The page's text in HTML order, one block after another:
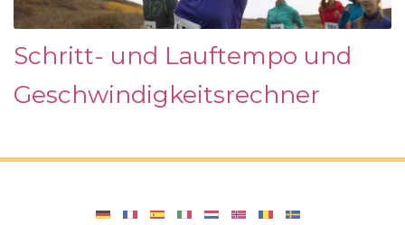
Schritt- und Lauftempo und
Geschwindigkeitsrechner